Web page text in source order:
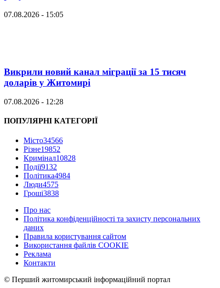
07.08.2026 - 15:05
Викрили новий канал міграції за 15 тисяч
доларів у Житомирі
07.08.2026 - 12:28
ПОПУЛЯРНІ КАТЕГОРІЇ
Місто34566
Різне19852
Кримінал10828
Події9132
Політика4984
Люди4575
Гроші3838
Про нас
Політика конфіденційності та захисту персональних
даних
Правила користування сайтом
Використання файлів COOKIE
Реклама
Контакти
© Перший житомирський інформаційний портал